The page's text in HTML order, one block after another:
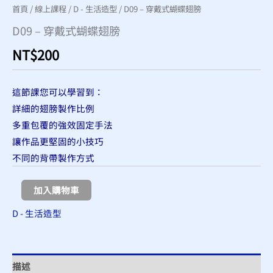
首頁 /線上課程 / D - 生活造型 / D09 – 穿戴式蝴蝶翅膀
D09 – 穿戴式蝴蝶翅膀
NT$200
這節課您可以學習到：
詳細的翅膀製作比例
多重包覆的強效固定手法
讓作品更堅固的小技巧
不同的背帶製作方式
加入購物車
D - 生活造型
描述